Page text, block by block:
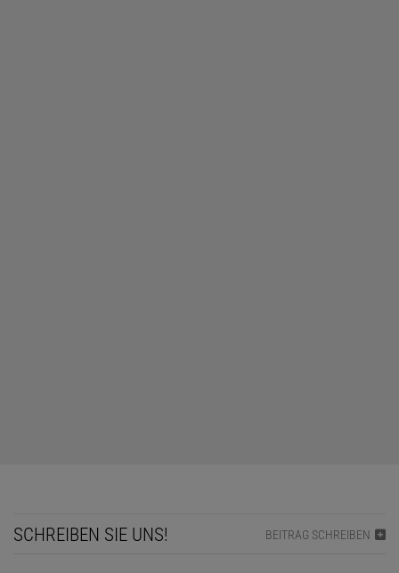
SCHREIBEN SIE UNS! BEITRAG SCHREIBEN